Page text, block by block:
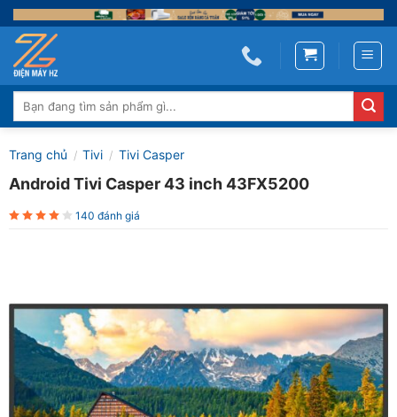
Skip
to
content
Tìm
kiếm:
Trang chủ / Tivi / Tivi Casper
Android Tivi Casper 43 inch 43FX5200
140 đánh giá